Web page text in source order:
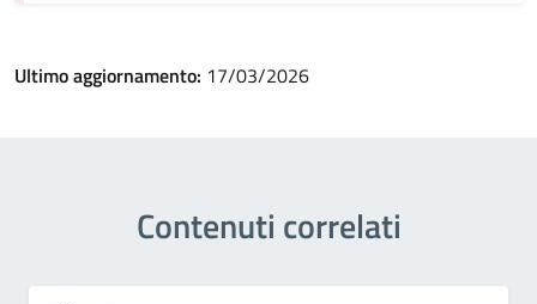
Ultimo aggiornamento: 17/03/2026
Contenuti correlati